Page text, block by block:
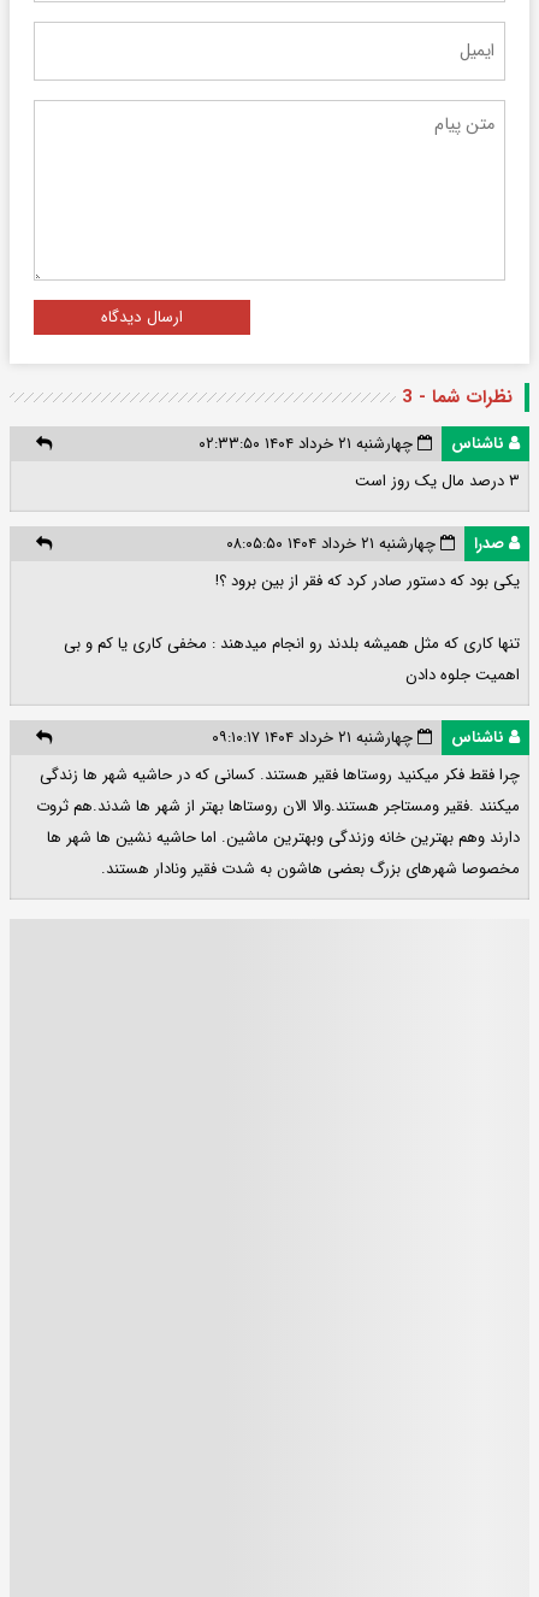
ارسال دیدگاه
نظرات شما - 3
ناشناس
چهارشنبه ۲۱ خرداد ۱۴۰۴ ۰۲:۳۳:۵۰
۳ درصد مال یک روز است
صدرا
چهارشنبه ۲۱ خرداد ۱۴۰۴ ۰۸:۰۵:۵۰
یکی بود که دستور صادر کرد که فقر از بین برود ؟!
تنها کاری که مثل همیشه بلدند رو انجام میدهند : مخفی کاری یا کم و بی
اهمیت جلوه دادن
ناشناس
چهارشنبه ۲۱ خرداد ۱۴۰۴ ۰۹:۱۰:۱۷
چرا فقط فکر میکنید روستاها فقیر هستند. کسانی که در حاشیه شهر ها زندگی
میکنند .فقیر ومستاجر هستند.والا الان روستاها بهتر از شهر ها شدند.هم ثروت
دارند وهم بهترین خانه وزندگی وبهترین ماشین. اما حاشیه نشین ها شهر ها
مخصوصا شهرهای بزرگ بعضی هاشون به شدت فقیر ونادار هستند.